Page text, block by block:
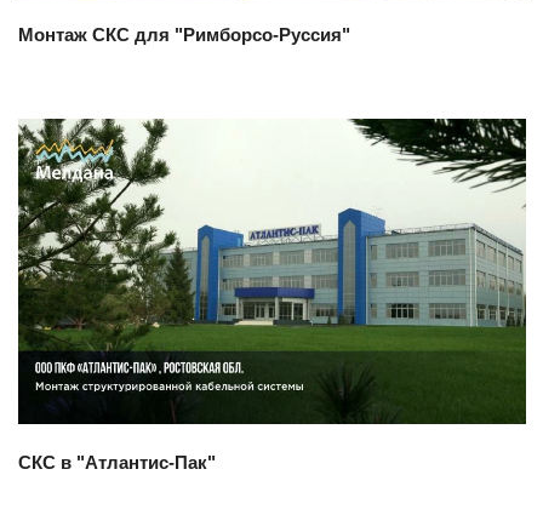
Монтаж СКС для "Римборсо-Руссия"
Смотреть проект
СКС в "Атлантис-Пак"